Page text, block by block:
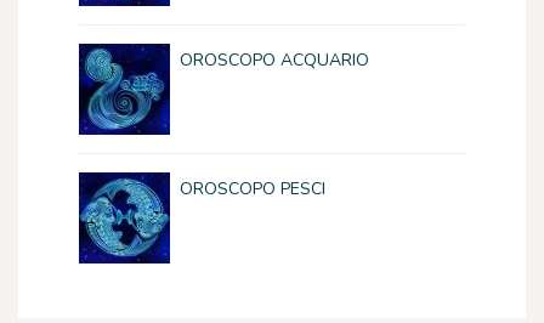
OROSCOPO ACQUARIO
OROSCOPO PESCI